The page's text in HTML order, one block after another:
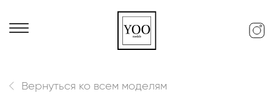
Вернуться ко всем моделям